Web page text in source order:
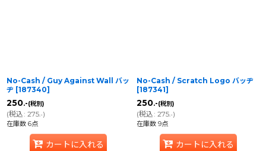
No-Cash / Guy Against Wall バッ
ヂ [187340]
250.-(税別)
(税込: 275.-)
在庫数 6点
カートに入れる
No-Cash / Scratch Logo バッヂ
[187341]
250.-(税別)
(税込: 275.-)
在庫数 9点
カートに入れる